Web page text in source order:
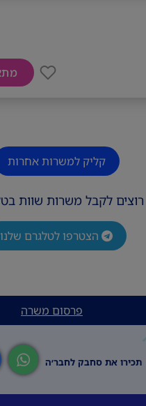
קליק למשרות אחרות
רוצים לקבל משרות שוות
הצטרפו לטלגרם שלנו
פרסום משרה
תכירו את סחבק לחבר׳ה